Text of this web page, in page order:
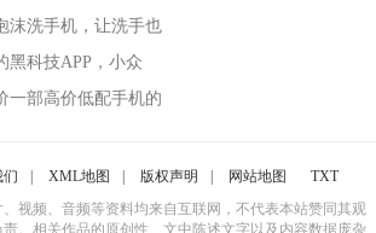
沫洗手机，让洗手也
黑科技APP，小众
一部高价低配手机的
们 XML地图 版权声明 网站地图
TXT
视频、音频等资料均来自互联网，不代表本站赞同其观
。相关作品的原创性、文中陈述文字以及内容数据庞杂